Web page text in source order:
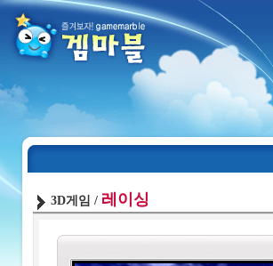
3D게임 / 레이싱